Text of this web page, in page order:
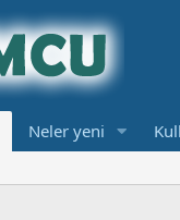
Neler yeni